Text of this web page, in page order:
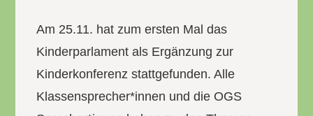
Am 25.11. hat zum ersten Mal das
Kinderparlament als Ergänzung zur
Kinderkonferenz stattgefunden. Alle
Klassensprecher*innen und die OGS